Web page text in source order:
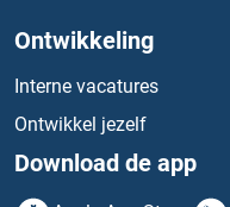
Ontwikkeling
Interne vacatures
Ontwikkel jezelf
Download de app